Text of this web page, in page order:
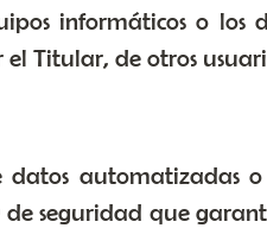
informáticos o los
Titular, de otros
datos automatizadas
seguridad que